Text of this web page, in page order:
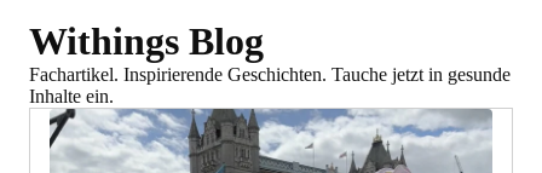
Withings Blog
Fachartikel. Inspirierende Geschichten. Tauche jetzt in gesunde
Inhalte ein.